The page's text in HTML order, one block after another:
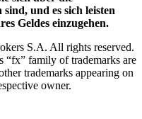
und es sich leisten
Geldes einzugehen.
S.A. All rights reserved.
family of trademarks are
trademarks appearing on
owner.